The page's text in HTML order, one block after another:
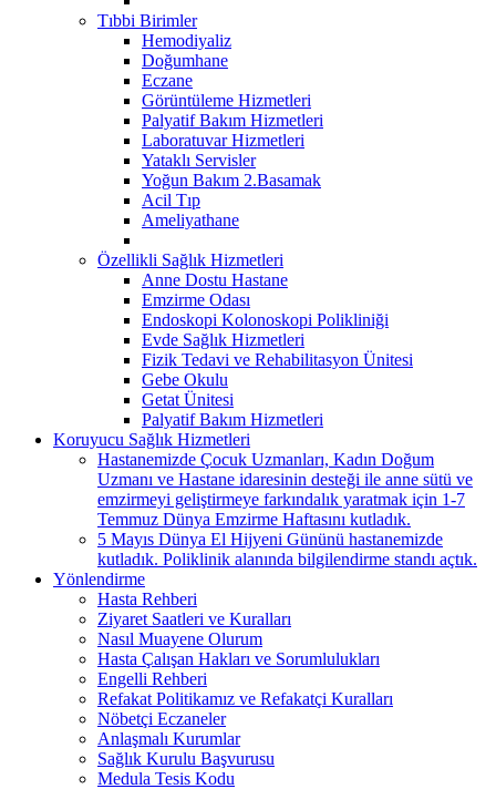
Tıbbi Birimler
Hemodiyaliz
Doğumhane
Eczane
Görüntüleme Hizmetleri
Palyatif Bakım Hizmetleri
Laboratuvar Hizmetleri
Yataklı Servisler
Yoğun Bakım 2.Basamak
Acil Tıp
Ameliyathane
Özellikli Sağlık Hizmetleri
Anne Dostu Hastane
Emzirme Odası
Endoskopi Kolonoskopi Polikliniği
Evde Sağlık Hizmetleri
Fizik Tedavi ve Rehabilitasyon Ünitesi
Gebe Okulu
Getat Ünitesi
Palyatif Bakım Hizmetleri
Koruyucu Sağlık Hizmetleri
Hastanemizde Çocuk Uzmanları, Kadın Doğum
Uzmanı ve Hastane idaresinin desteği ile anne sütü ve
emzirmeyi geliştirmeye farkındalık yaratmak için 1-7
Temmuz Dünya Emzirme Haftasını kutladık.
5 Mayıs Dünya El Hijyeni Gününü hastanemizde
kutladık. Poliklinik alanında bilgilendirme standı açtık.
Yönlendirme
Hasta Rehberi
Ziyaret Saatleri ve Kuralları
Nasıl Muayene Olurum
Hasta Çalışan Hakları ve Sorumlulukları
Engelli Rehberi
Refakat Politikamız ve Refakatçi Kuralları
Nöbetçi Eczaneler
Anlaşmalı Kurumlar
Sağlık Kurulu Başvurusu
Medula Tesis Kodu